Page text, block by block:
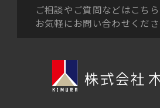
ご相談やご質問などはこち
お気軽にお問い合わせくださ